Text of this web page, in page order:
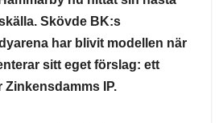
Skövde BK:s
har blivit modellen när
sitt eget förslag: ett
Zinkensdamms IP.